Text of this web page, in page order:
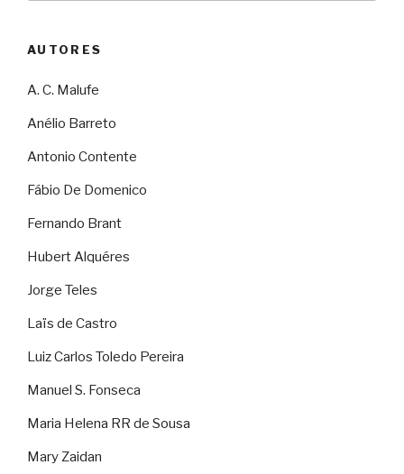
AUTORES
A. C. Malufe
Anélio Barreto
Antonio Contente
Fábio De Domenico
Fernando Brant
Hubert Alquéres
Jorge Teles
Laïs de Castro
Luiz Carlos Toledo Pereira
Manuel S. Fonseca
Maria Helena RR de Sousa
Mary Zaidan